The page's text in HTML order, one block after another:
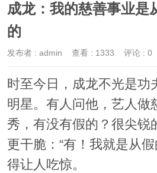
成龙：我的慈善事业是
的
发布者 : admin 查看 : 1333 评论 : 0
时至今日，成龙不光是功
明星。有人问他，艺人做
秀，有没有假的？很尖锐
更干脆：“有！我就是从
得让人吃惊。